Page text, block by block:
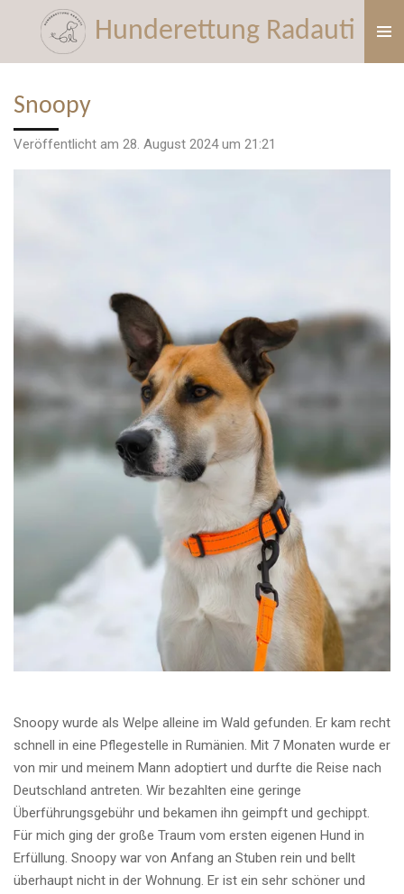
Hauptinhalt
springen
Hunderettung Radauti
Snoopy
Veröffentlicht am 28. August 2024 um 21:21
Snoopy wurde als Welpe alleine im Wald gefunden. Er kam recht
schnell in eine Pflegestelle in Rumänien. Mit 7 Monaten wurde er
von mir und meinem Mann adoptiert und durfte die Reise nach
Deutschland antreten. Wir bezahlten eine geringe
Überführungsgebühr und bekamen ihn geimpft und gechippt.
Für mich ging der große Traum vom ersten eigenen Hund in
Erfüllung. Snoopy war von Anfang an Stuben rein und bellt
überhaupt nicht in der Wohnung. Er ist ein sehr schöner und